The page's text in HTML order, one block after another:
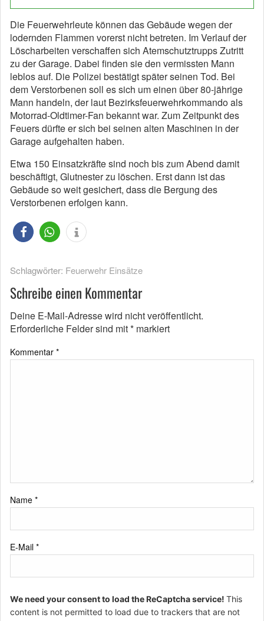
Die Feuerwehrleute können das Gebäude wegen der
lodernden Flammen vorerst nicht betreten. Im Verlauf der
Löscharbeiten verschaffen sich Atemschutztrupps Zutritt
zu der Garage. Dabei finden sie den vermissten Mann
leblos auf. Die Polizei bestätigt später seinen Tod. Bei
dem Verstorbenen soll es sich um einen über 80-jährige
Mann handeln, der laut Bezirksfeuerwehrkommando als
Motorrad-Oldtimer-Fan bekannt war. Zum Zeitpunkt des
Feuers dürfte er sich bei seinen alten Maschinen in der
Garage aufgehalten haben.
Etwa 150 Einsatzkräfte sind noch bis zum Abend damit
beschäftigt, Glutnester zu löschen. Erst dann ist das
Gebäude so weit gesichert, dass die Bergung des
Verstorbenen erfolgen kann.
Schlagwörter: Feuerwehr Einsätze
Schreibe einen Kommentar
Deine E-Mail-Adresse wird nicht veröffentlicht.
Erforderliche Felder sind mit* markiert
Kommentar *
Name *
E-Mail *
We need your consent to load the ReCaptcha service! This
content is not permitted to load due to trackers that are not